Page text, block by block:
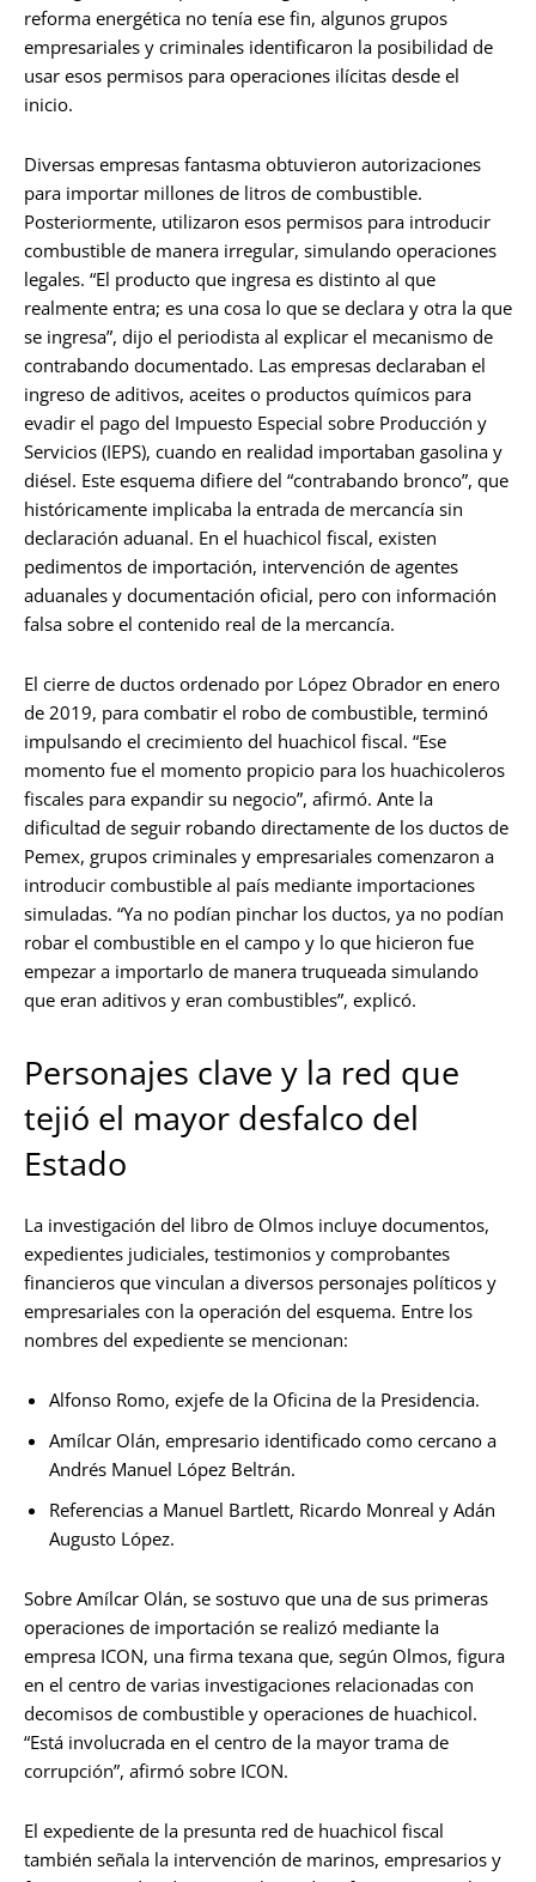
reforma energética no tenía ese fin, algunos grupos
empresariales y criminales identificaron la posibilidad de
usar esos permisos para operaciones ilícitas desde el
inicio.
Diversas empresas fantasma obtuvieron autorizaciones
para importar millones de litros de combustible.
Posteriormente, utilizaron esos permisos para introducir
combustible de manera irregular, simulando operaciones
legales. “El producto que ingresa es distinto al que
realmente entra; es una cosa lo que se declara y otra la que
se ingresa”, dijo el periodista al explicar el mecanismo de
contrabando documentado. Las empresas declaraban el
ingreso de aditivos, aceites o productos químicos para
evadir el pago del Impuesto Especial sobre Producción y
Servicios (IEPS), cuando en realidad importaban gasolina y
diésel. Este esquema difiere del “contrabando bronco”, que
históricamente implicaba la entrada de mercancía sin
declaración aduanal. En el huachicol fiscal, existen
pedimentos de importación, intervención de agentes
aduanales y documentación oficial, pero con información
falsa sobre el contenido real de la mercancía.
El cierre de ductos ordenado por López Obrador en enero
de 2019, para combatir el robo de combustible, terminó
impulsando el crecimiento del huachicol fiscal. “Ese
momento fue el momento propicio para los huachicoleros
fiscales para expandir su negocio”, afirmó. Ante la
dificultad de seguir robando directamente de los ductos de
Pemex, grupos criminales y empresariales comenzaron a
introducir combustible al país mediante importaciones
simuladas. “Ya no podían pinchar los ductos, ya no podían
robar el combustible en el campo y lo que hicieron fue
empezar a importarlo de manera truqueada simulando
que eran aditivos y eran combustibles”, explicó.
Personajes clave y la red que
tejió el mayor desfalco del
Estado
La investigación del libro de Olmos incluye documentos,
expedientes judiciales, testimonios y comprobantes
financieros que vinculan a diversos personajes políticos y
empresariales con la operación del esquema. Entre los
nombres del expediente se mencionan:
Alfonso Romo, exjefe de la Oficina de la Presidencia.
Amílcar Olán, empresario identificado como cercano a
Andrés Manuel López Beltrán.
Referencias a Manuel Bartlett, Ricardo Monreal y Adán
Augusto López.
Sobre Amílcar Olán, se sostuvo que una de sus primeras
operaciones de importación se realizó mediante la
empresa ICON, una firma texana que, según Olmos, figura
en el centro de varias investigaciones relacionadas con
decomisos de combustible y operaciones de huachicol.
“Está involucrada en el centro de la mayor trama de
corrupción”, afirmó sobre ICON.
El expediente de la presunta red de huachicol fiscal
también señala la intervención de marinos, empresarios y